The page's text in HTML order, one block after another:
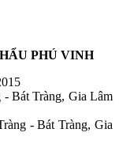
PHÚ VINH
Bát Tràng, Gia Lâm
- Bát Tràng, Gia